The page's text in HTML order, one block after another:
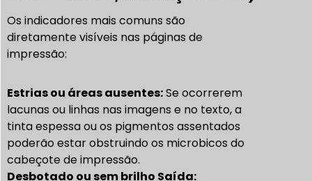
Os indicadores mais comuns são
diretamente visíveis nas páginas de
impressão:
Estrias ou áreas ausentes:Se ocorrerem
lacunas ou linhas nas imagens e no texto, a
tinta espessa ou os pigmentos assentados
poderão estar obstruindo os microbicos do
cabeçote de impressão.
Desbotado ou sem brilho Saída: